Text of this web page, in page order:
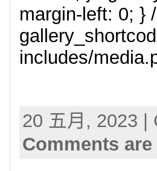
margin-left: 0; }
includes/
20 五月, 2023
Comments